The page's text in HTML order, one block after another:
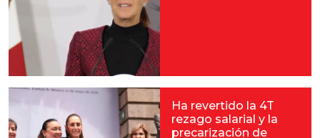
Ha revertido la 4T
rezago salarial y la
precarización de